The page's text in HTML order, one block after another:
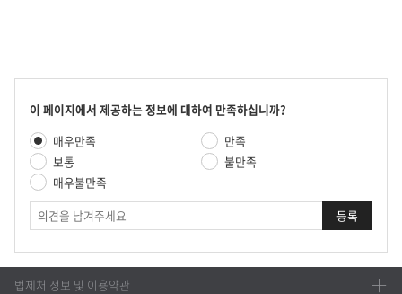
콘
츠
만
족
도
조
사
이 페이지에서 제공하는 정보에 대하여 만족하십니까?
만
족
도
평
가
매우만족
만족
보통
불만족
매우불만족
견
법제처 정보 및 이용약관